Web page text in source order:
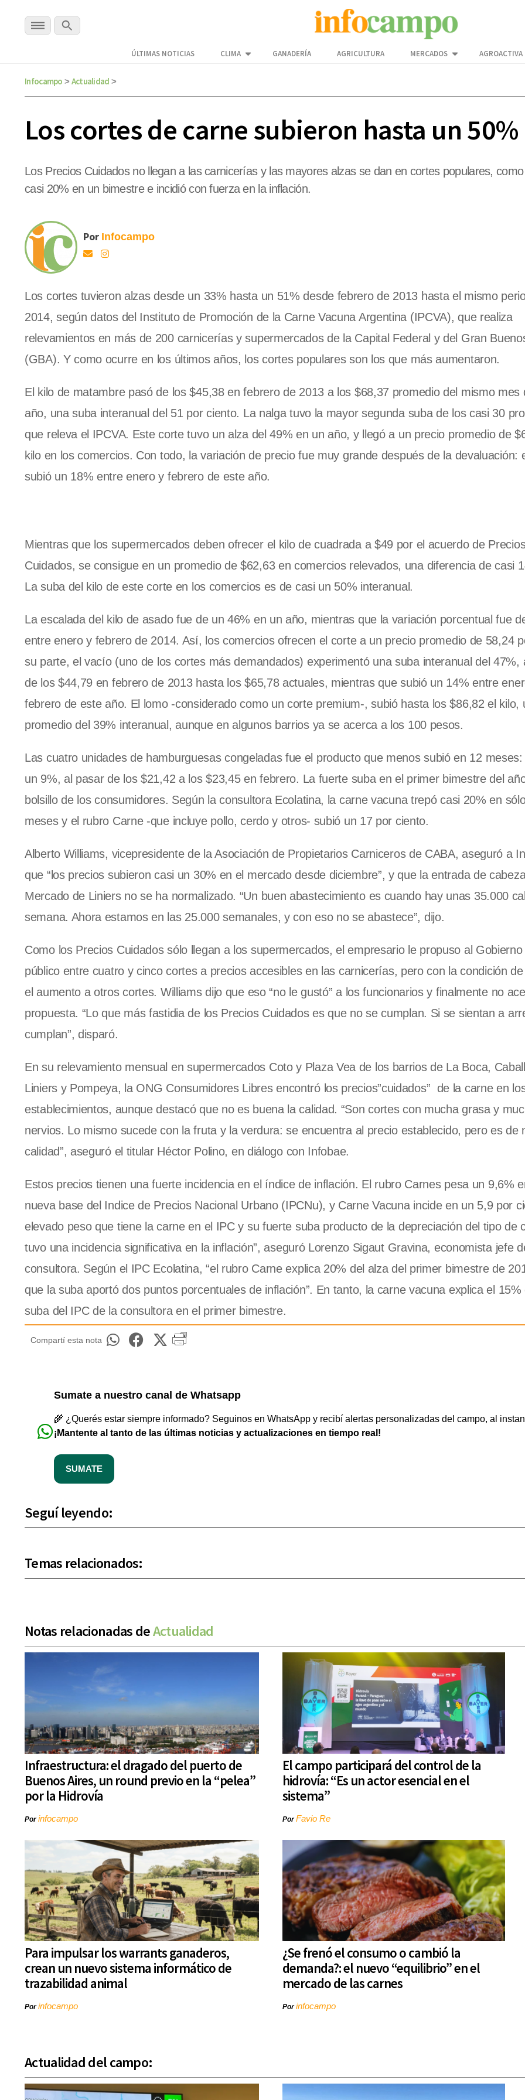
ÚLTIMAS NOTICIAS CLIMA GANADERÍA AGRICULTURA MERCADOS AGROACTIVA
Infocampo > Actualidad >
Los cortes de carne subieron hasta un
Los Precios Cuidados no llegan a las carnicerías y las mayores alzas se dan en cortes populares,
casi 20% en un bimestre e incidió con fuerza en la inflación.
Por Infocampo
Los cortes tuvieron alzas desde un 33% hasta un 51% desde febrero de 2013 hasta el mismo
2014, según datos del Instituto de Promoción de la Carne Vacuna Argentina (IPCVA), que realiza
relevamientos en más de 200 carnicerías y supermercados de la Capital Federal y del Gran
(GBA). Y como ocurre en los últimos años, los cortes populares son los que más aumentaron.
El kilo de matambre pasó de los $45,38 en febrero de 2013 a los $68,37 promedio del mismo mes
año, una suba interanual del 51 por ciento. La nalga tuvo la mayor segunda suba de los casi 30
que releva el IPCVA. Este corte tuvo un alza del 49% en un año, y llegó a un precio promedio de
kilo en los comercios. Con todo, la variación de precio fue muy grande después de la devaluación:
subió un 18% entre enero y febrero de este año.
Mientras que los supermercados deben ofrecer el kilo de cuadrada a $49 por el acuerdo de
Cuidados, se consigue en un promedio de $62,63 en comercios relevados, una diferencia de casi
La suba del kilo de este corte en los comercios es de casi un 50% interanual.
La escalada del kilo de asado fue de un 46% en un año, mientras que la variación porcentual fue
entre enero y febrero de 2014. Así, los comercios ofrecen el corte a un precio promedio de 58,24
su parte, el vacío (uno de los cortes más demandados) experimentó una suba interanual del 47%,
de los $44,79 en febrero de 2013 hasta los $65,78 actuales, mientras que subió un 14% entre
febrero de este año. El lomo -considerado como un corte premium-, subió hasta los $86,82 el kilo,
promedio del 39% interanual, aunque en algunos barrios ya se acerca a los 100 pesos.
Las cuatro unidades de hamburguesas congeladas fue el producto que menos subió en 12
un 9%, al pasar de los $21,42 a los $23,45 en febrero. La fuerte suba en el primer bimestre del
bolsillo de los consumidores. Según la consultora Ecolatina, la carne vacuna trepó casi 20% en
meses y el rubro Carne -que incluye pollo, cerdo y otros- subió un 17 por ciento.
Alberto Williams, vicepresidente de la Asociación de Propietarios Carniceros de CABA, aseguró a
que “los precios subieron casi un 30% en el mercado desde diciembre”, y que la entrada de
Mercado de Liniers no se ha normalizado. “Un buen abastecimiento es cuando hay unas 35.000
semana. Ahora estamos en las 25.000 semanales, y con eso no se abastece”, dijo.
Como los Precios Cuidados sólo llegan a los supermercados, el empresario le propuso al
público entre cuatro y cinco cortes a precios accesibles en las carnicerías, pero con la condición
el aumento a otros cortes. Williams dijo que eso “no le gustó” a los funcionarios y finalmente no
propuesta. “Lo que más fastidia de los Precios Cuidados es que no se cumplan. Si se sientan a
cumplan”, disparó.
En su relevamiento mensual en supermercados Coto y Plaza Vea de los barrios de La Boca,
Liniers y Pompeya, la ONG Consumidores Libres encontró los precios”cuidados” de la carne en
establecimientos, aunque destacó que no es buena la calidad. “Son cortes con mucha grasa y
nervios. Lo mismo sucede con la fruta y la verdura: se encuentra al precio establecido, pero es de
calidad”, aseguró el titular Héctor Polino, en diálogo con Infobae.
Estos precios tienen una fuerte incidencia en el índice de inflación. El rubro Carnes pesa un 9,6%
nueva base del Indice de Precios Nacional Urbano (IPCNu), y Carne Vacuna incide en un 5,9 por
elevado peso que tiene la carne en el IPC y su fuerte suba producto de la depreciación del tipo de
tuvo una incidencia significativa en la inflación”, aseguró Lorenzo Sigaut Gravina, economista jefe
consultora. Según el IPC Ecolatina, “el rubro Carne explica 20% del alza del primer bimestre de
que la suba aportó dos puntos porcentuales de inflación”. En tanto, la carne vacuna explica el 15%
suba del IPC de la consultora en el primer bimestre.
Compartí esta nota
Sumate a nuestro canal de Whatsapp
🌾 ¿Querés estar siempre informado? Seguinos en WhatsApp y recibí alertas personalizadas del campo, al
¡Mantente al tanto de las últimas noticias y actualizaciones en tiempo real!
SUMATE
Seguí leyendo:
Temas relacionados:
Notas relacionadas deActualidad
Infraestructura: el dragado del puerto de
Buenos Aires, un round previo en la “pelea”
por la Hidrovía
Porinfocampo
El campo participará del control de la
hidrovía: “Es un actor esencial en el
sistema”
PorFavio Re
Para impulsar los warrants ganaderos,
crean un nuevo sistema informático de
trazabilidad animal
Porinfocampo
¿Se frenó el consumo o cambió la
demanda?: el nuevo “equilibrio” en el
mercado de las carnes
Porinfocampo
Actualidad del campo: